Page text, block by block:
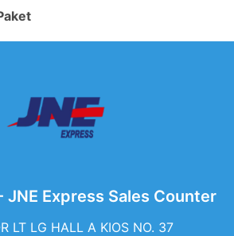
JNE Express Sales Counter
LT LG HALL A KIOS NO. 37